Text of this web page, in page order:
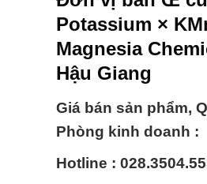
Potassium ×
Magnesia
Hậu Giang
Giá bán sản phẩm,
Phòng kinh doanh :
Hotline :